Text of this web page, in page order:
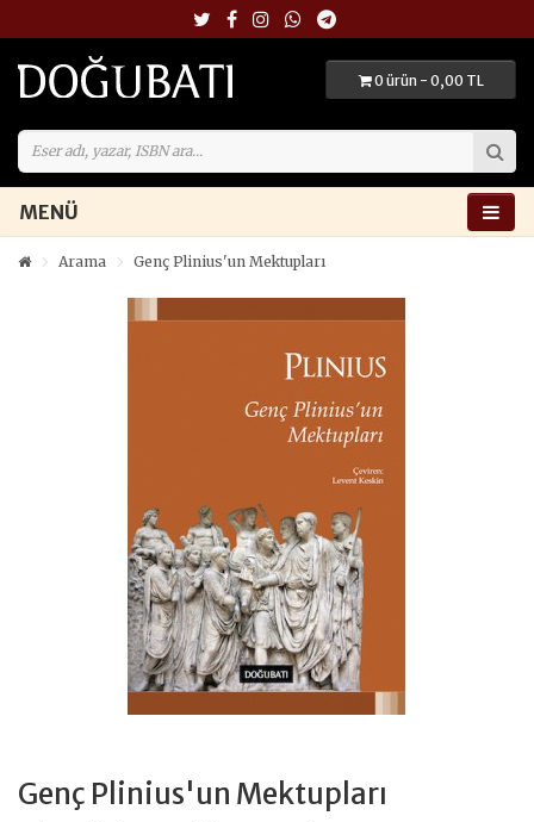
0 ürün - 0,00 TL
MENÜ
Arama Genç Plinius'un Mektupları
Genç Plinius'un Mektupları